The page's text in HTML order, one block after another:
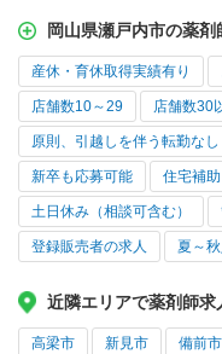
岡山県瀬戸内市の薬
産休・育休取得実績有り
店舗数10～29 店舗数30
原則、引越しを伴う転勤なし
新卒も応募可能 住宅補
土日休み（相談可含む）
登録販売者の求人 夏～
近隣エリアで薬剤師求
高梁市 新見市 備前市